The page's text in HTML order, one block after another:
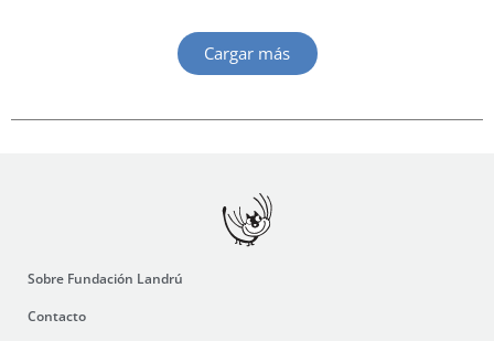
Cargar más
Sobre Fundación Landrú
Contacto